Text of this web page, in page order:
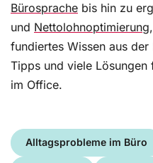
Bürosprache bis hin zu
und Nettolohnoptimierung
fundiertes Wissen aus
Tipps und viele
im Office.
Alltagsprobleme im Büro